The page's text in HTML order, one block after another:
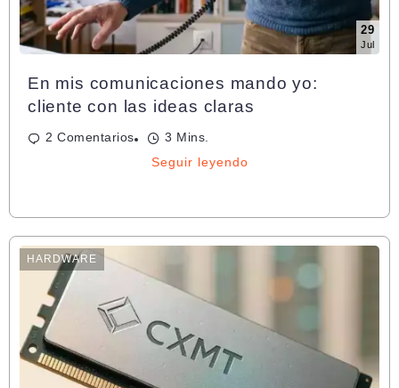
29
Jul
En mis comunicaciones mando yo:
cliente con las ideas claras
2 Comentarios 3 Mins.
Seguir leyendo
HARDWARE